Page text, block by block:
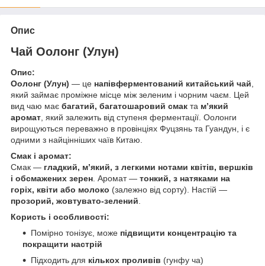
Опис
Чай Оолонг (Улун)
Опис:
Оолонг (Улун) — це напівферментований китайський чай,
який займає проміжне місце між зеленим і чорним чаєм. Цей
вид чаю має багатий, багатошаровий смак та м’який
аромат, який залежить від ступеня ферментації. Оолонги
вирощуються переважно в провінціях Фуцзянь та Гуандун, і є
одними з найцінніших чаїв Китаю.
Смак і аромат:
Смак — гладкий, м’який, з легкими нотами квітів, вершків
і обсмажених зерен. Аромат — тонкий, з натяками на
горіх, квіти або молоко (залежно від сорту). Настій —
прозорий, жовтувато-зелений.
Користь і особливості:
Помірно тонізує, може підвищити концентрацію та
покращити настрій
Підходить для кількох проливів (гунфу ча)